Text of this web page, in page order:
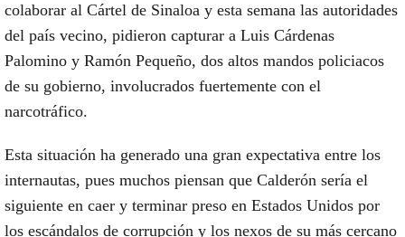
colaborar al Cártel de Sinaloa y esta semana las autoridades
del país vecino, pidieron capturar a Luis Cárdenas
Palomino y Ramón Pequeño, dos altos mandos policiacos
de su gobierno, involucrados fuertemente con el
narcotráfico.
Esta situación ha generado una gran expectativa entre los
internautas, pues muchos piensan que Calderón sería el
siguiente en caer y terminar preso en Estados Unidos por
los escándalos de corrupción y los nexos de su más cercano